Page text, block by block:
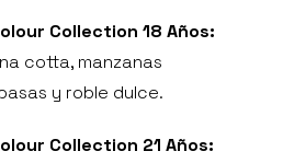
Collection 18 Años:
cotta, manzanas
y roble dulce.
Collection 21 Años: